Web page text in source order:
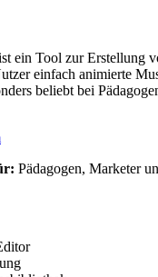
ein Tool zur Erstellung
einfach animierte
beliebt bei
Pädagogen, Marketer